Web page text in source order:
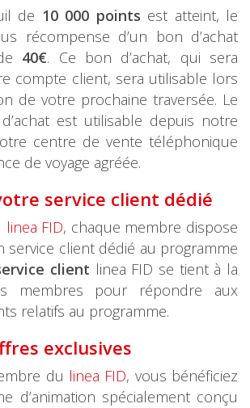
de 10 000 points est atteint, le
récompense d’un bon d’achat
40€. Ce bon d’achat, qui sera
compte client, sera utilisable lors
de votre prochaine traversée. Le
est utilisable depuis notre
centre de vente téléphonique
de voyage agréée.
service client dédié
linea FID, chaque membre dispose
service client dédié au programme
client linea FID se tient à la
membres pour répondre aux
relatifs au programme.
exclusives
du linea FID, vous bénéficiez
d’animation spécialement conçu